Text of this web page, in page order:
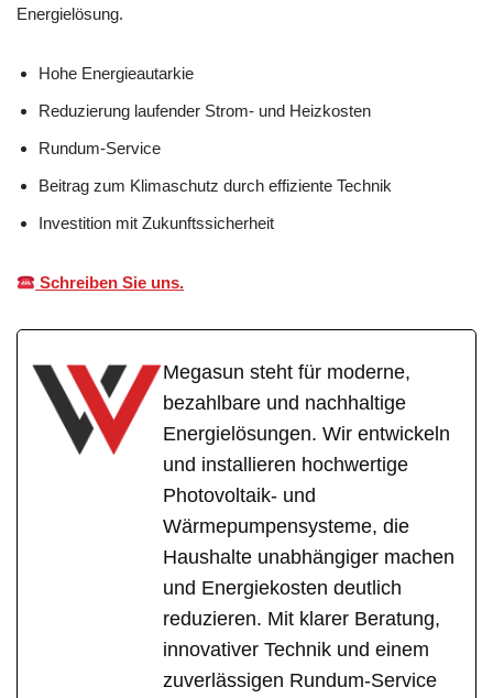
Energielösung.
Hohe Energieautarkie
Reduzierung laufender Strom- und Heizkosten
Rundum-Service
Beitrag zum Klimaschutz durch effiziente Technik
Investition mit Zukunftssicherheit
Schreiben Sie uns.
Megasun steht für moderne,
bezahlbare und nachhaltige
Energielösungen. Wir entwickeln
und installieren hochwertige
Photovoltaik- und
Wärmepumpensysteme, die
Haushalte unabhängiger machen
und Energiekosten deutlich
reduzieren. Mit klarer Beratung,
innovativer Technik und einem
zuverlässigen Rundum-Service